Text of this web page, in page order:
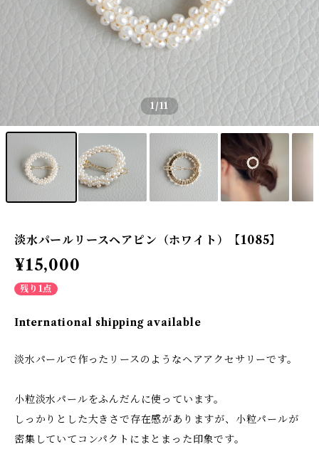
1/11
淡水パールリースヘアピン（ホワイト）【1085】
¥15,000
残り1点
International shipping available
淡水パールで作ったリースのようなヘアアクセサリーです。
小粒淡水パールをふんだんに使っています。
しっかりとした大きさで存在感がありますが、小粒パールが
密集していてコンパクトにまとまった印象です。